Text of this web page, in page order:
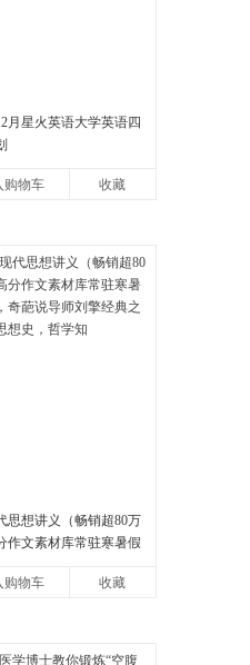
月星火英语大学英语四
购物车 收藏
思想讲义（畅销超80万
作文素材库常驻寒暑假
史，哲学知
购物车 收藏